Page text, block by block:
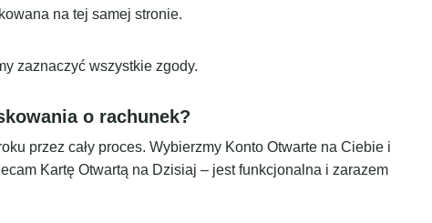
na tej samej stronie.
zaznaczyć wszystkie zgody.
o rachunek?
przez cały proces. Wybierzmy Konto Otwarte na Ciebie i
Kartę Otwartą na Dzisiaj – jest funkcjonalna i zarazem